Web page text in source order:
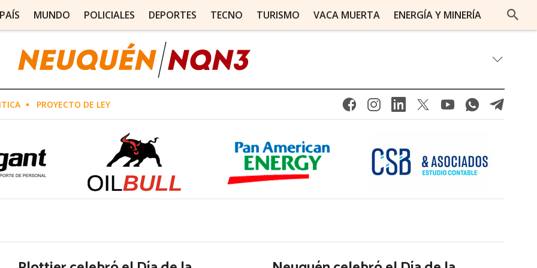
PAÍS MUNDO POLICIALES DEPORTES TECNO TURISMO VACA MUERTA ENERGÍA Y MINERÍA
PROYECTO DE LEY